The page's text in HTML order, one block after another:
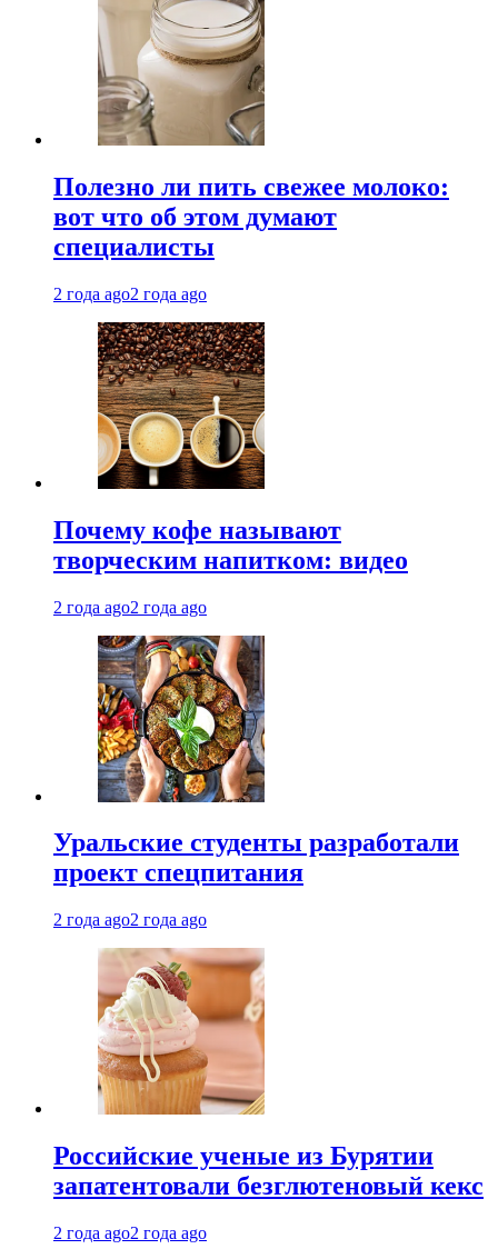
Полезно ли пить свежее молоко:
вот что об этом думают
специалисты
2 года ago2 года ago
Почему кофе называют
творческим напитком: видео
2 года ago2 года ago
Уральские студенты разработали
проект спецпитания
2 года ago2 года ago
Российские ученые из Бурятии
запатентовали безглютеновый кекс
2 года ago2 года ago